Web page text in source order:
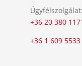
Ügyfélszolgálat:
+36 20 380
+36 1 609 5533